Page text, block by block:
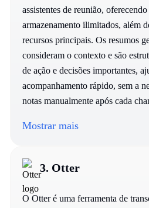
assistentes de reunião,
armazenamento ilimitados, além
recursos principais. Os resumos
consideram o contexto e são
de ação e decisões importantes,
acompanhamento rápido, sem a
notas manualmente após cada
Mostrar mais
3. Otter
O Otter é uma ferramenta de